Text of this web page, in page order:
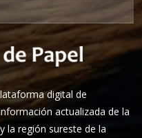
digital de
actualizada de la
la región sureste de la